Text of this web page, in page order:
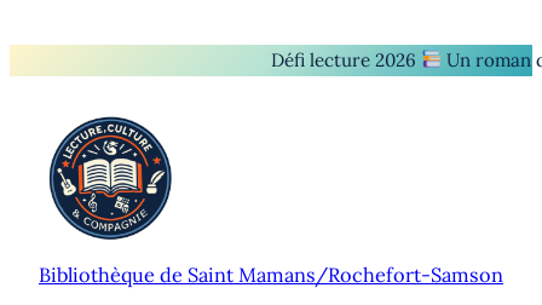
Défi lecture 2026 Un roman
Bibliothèque de Saint Mamans/Rochefort-Samson